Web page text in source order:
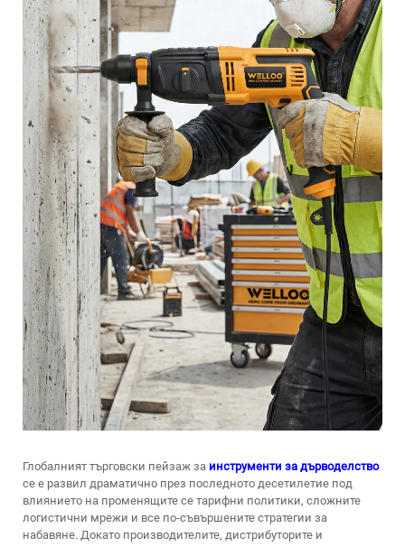
Глобалният търговски пейзаж за инструменти за дърводелство
се е развил драматично през последното десетилетие под
влиянието на променящите се тарифни политики, сложните
логистични мрежи и все по-съвършените стратегии за
набавяне. Докато производителите, дистрибуторите и